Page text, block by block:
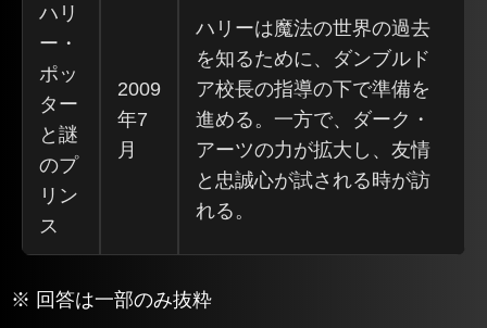
ハリ
ー・
ポッ
ター
と謎
のプ
リン
ス
2009
年7
月
ハリーは魔法の世界の過去
を知るために、ダンブルド
ア校長の指導の下で準備を
進める。一方で、ダーク・
アーツの力が拡大し、友情
と忠誠心が試される時が訪
れる。
※ 回答は一部のみ抜粋